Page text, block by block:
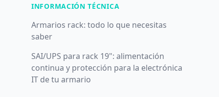
INFORMACIÓN TÉCNICA
Armarios rack: todo lo que necesitas
saber
SAI/UPS para rack 19": alimentación
continua y protección para la electrónica
IT de tu armario